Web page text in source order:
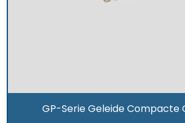
GP-Serie Geleide Compacte